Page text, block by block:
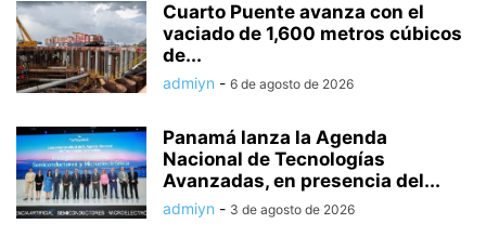
Cuarto Puente avanza con el
vaciado de 1,600 metros cúbicos
de...
admiyn - 6 de agosto de 2026
Panamá lanza la Agenda
Nacional de Tecnologías
Avanzadas, en presencia del...
admiyn - 3 de agosto de 2026